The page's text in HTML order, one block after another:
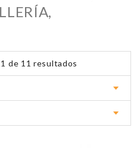
de 11 resultados